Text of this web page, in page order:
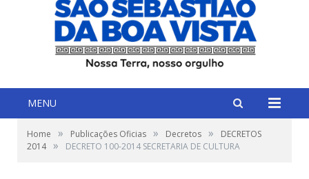
MENU
Home » Publicações Oficias » Decretos »
DECRETOS
2014 » DECRETO 100-2014 SECRETARIA DE CULTURA